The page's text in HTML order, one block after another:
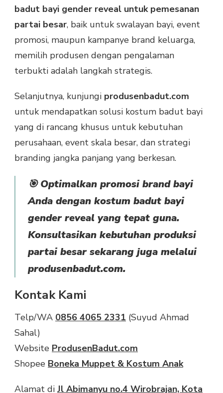
badut bayi gender reveal untuk pemesanan
partai besar, baik untuk swalayan bayi, event
promosi, maupun kampanye brand keluarga,
memilih produsen dengan pengalaman
terbukti adalah langkah strategis.
Selanjutnya, kunjungi produsenbadut.com
untuk mendapatkan solusi kostum badut bayi
yang di rancang khusus untuk kebutuhan
perusahaan, event skala besar, dan strategi
branding jangka panjang yang berkesan.
🎯Optimalkan promosi brand bayi
Anda dengan kostum badut bayi
gender reveal yang tepat guna.
Konsultasikan kebutuhan produksi
partai besar sekarang juga melalui
produsenbadut.com.
Kontak Kami
Telp/WA 0856 4065 2331 (Suyud Ahmad
Sahal)
Website ProdusenBadut.com
Shopee Boneka Muppet & Kostum Anak
Alamat di Jl Abimanyu no.4 Wirobrajan, Kota